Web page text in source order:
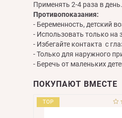
Применять 2-4 раза в
Противопоказания:
- Беременность, детский
- Использовать только на
- Избегайте контакта с
- Только для наружного
- Беречь от маленьких
ПОКУПАЮТ ВМЕСТЕ
TOP